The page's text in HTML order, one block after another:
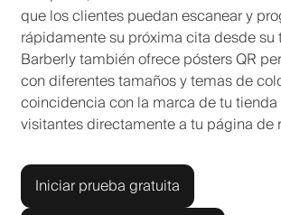
que los clientes puedan escanear y
rápidamente su próxima cita desde su
Barberly también ofrece pósters QR
con diferentes tamaños y temas de
coincidencia con la marca de tu
visitantes directamente a tu página de
Iniciar prueba gratuita